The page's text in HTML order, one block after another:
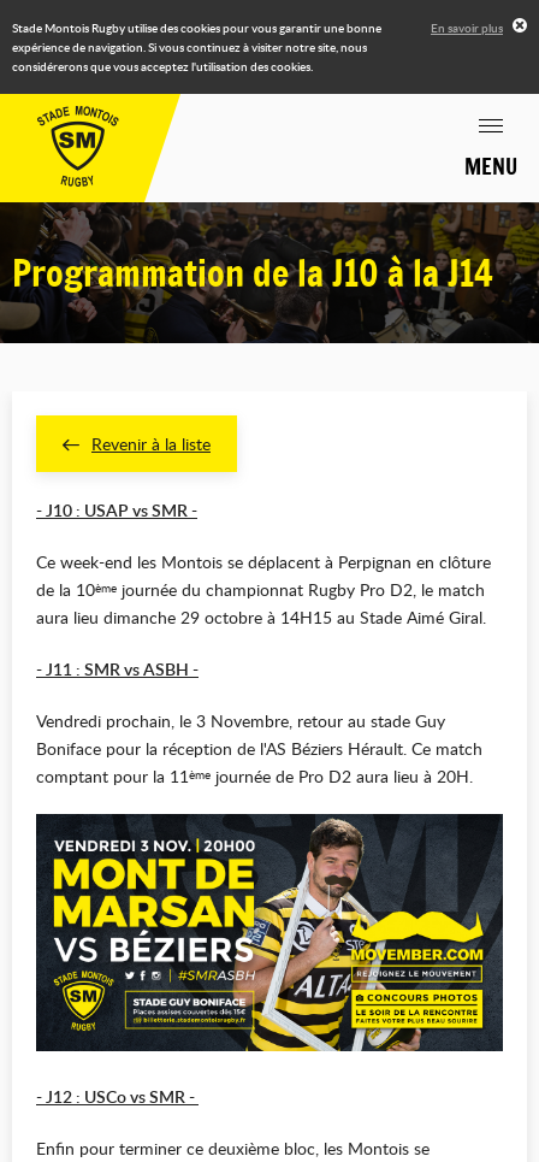
Stade Montois Rugby utilise des cookies pour vous garantir une bonne
expérience de navigation. Si vous continuez à visiter notre site, nous
considérerons que vous acceptez l'utilisation des cookies.
En savoir plus
MENU
Programmation de la J10 à la J14
Revenir à la liste
- J10 : USAP vs SMR -
Ce week-end les Montois se déplacent à Perpignan en clôture
de la 10ème journée du championnat Rugby Pro D2, le match
aura lieu dimanche 29 octobre à 14H15 au Stade Aimé Giral.
- J11 : SMR vs ASBH -
Vendredi prochain, le 3 Novembre, retour au stade Guy
Boniface pour la réception de l'AS Béziers Hérault. Ce match
comptant pour la 11ème journée de Pro D2 aura lieu à 20H.
- J12 : USCo vs SMR -
Enfin pour terminer ce deuxième bloc, les Montois se